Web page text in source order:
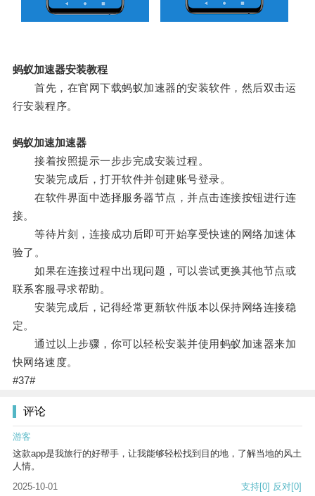
蚂蚁加速器安装教程
首先，在官网下载蚂蚁加速器的安装软件，然后双击运
行安装程序。
蚂蚁加速加速器
接着按照提示一步步完成安装过程。
安装完成后，打开软件并创建账号登录。
在软件界面中选择服务器节点，并点击连接按钮进行连
接。
等待片刻，连接成功后即可开始享受快速的网络加速体
验了。
如果在连接过程中出现问题，可以尝试更换其他节点或
联系客服寻求帮助。
安装完成后，记得经常更新软件版本以保持网络连接稳
定。
通过以上步骤，你可以轻松安装并使用蚂蚁加速器来加
快网络速度。
#37#
评论
游客
这款app是我旅行的好帮手，让我能够轻松找到目的地，了解当地的风土
人情。
2025-10-01
支持[0] 反对[0]